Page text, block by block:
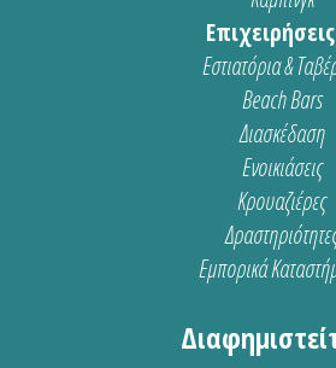
Επιχειρήσεις
Εστιατόρια &
Beach Bars
Διασκέδαση
Ενοικιάσεις
Κρουαζιέρες
Εμπορικά